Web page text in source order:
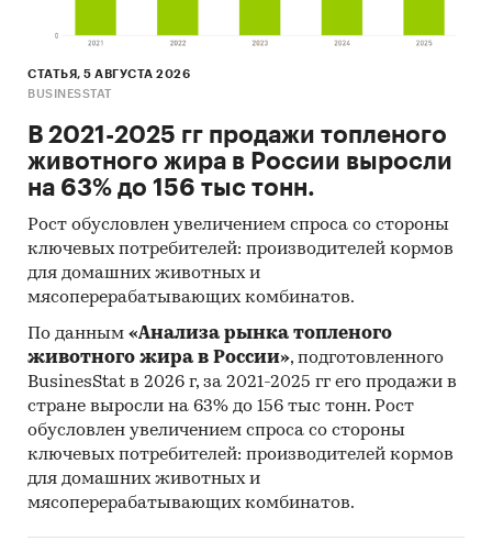
стран: Германия, Япония, США.
экспортеров покупает Беларусь (более 96%),
Данные игроков ВЭД:
Также в исследовании представлена
поставок:
- Рейтинг крупнейших российских импортеров
и зарубежных поставщиков
- Рейтинг ведущих российских экспортеров и
зарубежных покупателей
Единицы измерения:
Количественные показатели в отчете
рассчитаны в тоннах, стоимостные - в
долларах и рублях
География исследования:
СТАТЬЯ, 5 АВГУСТА 2026
BUSINESSTAT
В 2021-2025 гг продажи топленого
животного жира в России выросли
на 63% до 156 тыс тонн.
Рост обусловлен увеличением спроса со стороны
ключевых потребителей: производителей кормов
для домашних животных и
мясоперерабатывающих комбинатов.
По данным «Анализа рынка топленого
животного жира в России», подготовленного
BusinesStat в 2026 г, за 2021-2025 гг его продажи в
стране выросли на 63% до 156 тыс тонн. Рост
обусловлен увеличением спроса со стороны
ключевых потребителей: производителей кормов
для домашних животных и
мясоперерабатывающих комбинатов.